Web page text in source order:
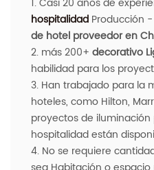
hospitalidad Producción
de hotel proveedor en
2. más 200+ decorativo
habilidad para los
3. Han trabajado para la
hoteles, como Hilton,
proyectos de
hospitalidad están
4. No se requiere